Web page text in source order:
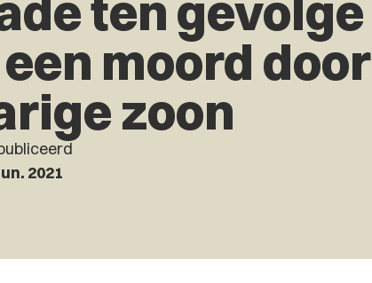
moord door
zoon
2021